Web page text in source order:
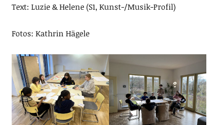
Text: Luzie & Helene (S1, Kunst-/Musik-Profil)
Fotos: Kathrin Hägele